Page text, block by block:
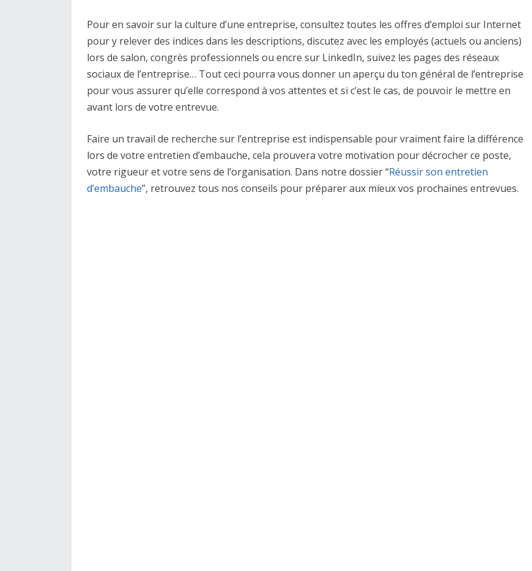
Pour en savoir sur la culture d’une entreprise, consultez toutes les offres d’emploi sur Internet
pour y relever des indices dans les descriptions, discutez avec les employés (actuels ou anciens)
lors de salon, congrès professionnels ou encre sur LinkedIn, suivez les pages des réseaux
sociaux de l’entreprise… Tout ceci pourra vous donner un aperçu du ton général de l’entreprise
pour vous assurer qu’elle correspond à vos attentes et si c’est le cas, de pouvoir le mettre en
avant lors de votre entrevue.
Faire un travail de recherche sur l’entreprise est indispensable pour vraiment faire la différence
lors de votre entretien d’embauche, cela prouvera votre motivation pour décrocher ce poste,
votre rigueur et votre sens de l’organisation. Dans notre dossier “Réussir son entretien
d’embauche”, retrouvez tous nos conseils pour préparer aux mieux vos prochaines entrevues.